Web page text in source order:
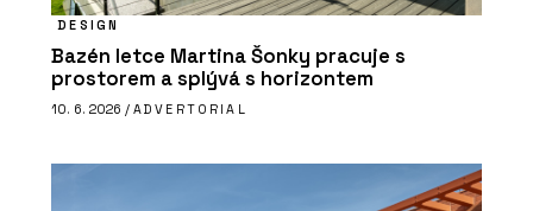
DESIGN
Bazén letce Martina Šonky pracuje s
prostorem a splývá s horizontem
10. 6. 2026 / ADVERTORIAL